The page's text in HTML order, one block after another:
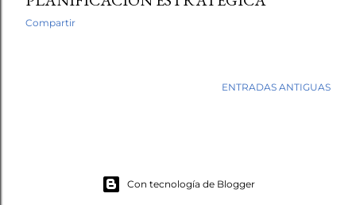
Compartir
ENTRADAS ANTIGUAS
Con tecnología de Blogger